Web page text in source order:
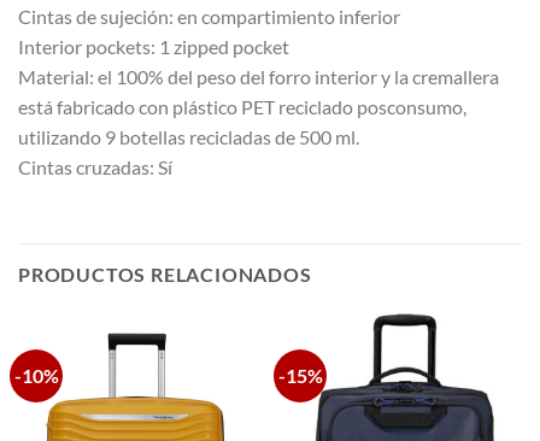
Cintas de sujeción: en compartimiento inferior
Interior pockets: 1 zipped pocket
Material: el 100% del peso del forro interior y la cremallera
está fabricado con plástico PET reciclado posconsumo,
utilizando 9 botellas recicladas de 500 ml.
Cintas cruzadas: Sí
PRODUCTOS RELACIONADOS
-10% -15%